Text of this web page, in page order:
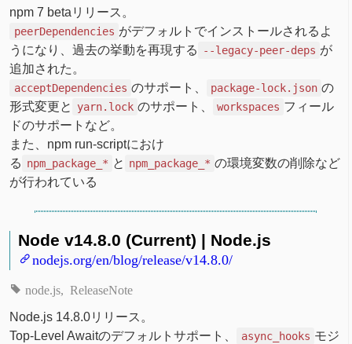
npm 7 betaリリース。
peerDependencies がデフォルトでインストールされるよ
うになり、過去の挙動を再現する
--legacy-peer-deps が
追加された。
acceptDependencies のサポート、 package-lock.json の
形式変更と
yarn.lock のサポート、 workspaces フィール
ドのサポートなど。
また、npm run-scriptにおけ
る npm_package_* と npm_package_* の環境変数の削除など
が行われている
Node v14.8.0 (Current) | Node.js
nodejs.org/en/blog/release/v14.8.0/
node.js ReleaseNote
Node.js 14.8.0リリース。
Top-Level Awaitのデフォルトサポート、
async_hooks モジ